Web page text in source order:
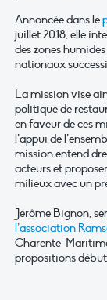
Annoncée dans le
juillet 2018, elle
des zones
nationaux
La mission vise
politique de
en faveur de ces
l’appui de
mission entend
acteurs et
milieux avec un
Jérôme Bignon,
l’association
Charente-
propositions